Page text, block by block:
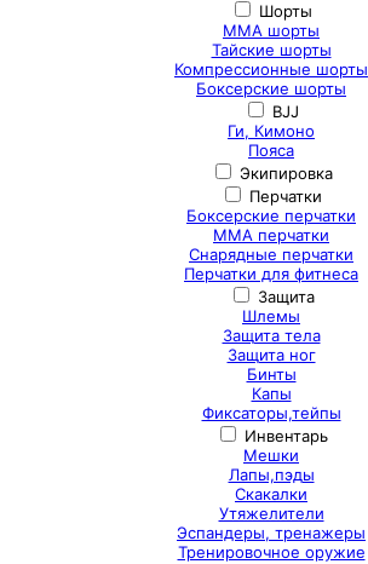
Шорты
ММА шорты
Тайские шорты
Компрессионные шорты
Боксерские шорты
BJJ
Ги, Кимоно
Пояса
Экипировка
Перчатки
Боксерские перчатки
ММА перчатки
Снарядные перчатки
Перчатки для фитнеса
Защита
Шлемы
Защита тела
Защита ног
Бинты
Капы
Фиксаторы,тейпы
Инвентарь
Мешки
Лапы,пэды
Скакалки
Утяжелители
Эспандеры, тренажеры
Тренировочное оружие